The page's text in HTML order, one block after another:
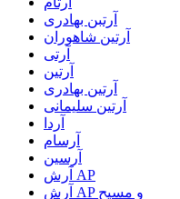
آرتبن بهادری
آرتين شاهوران
آرتی
آرتین
آرتین بهادری
آرتین سلیمانی
آردا
آرسام
آرسین
آرش AP
آرش AP و مسیح